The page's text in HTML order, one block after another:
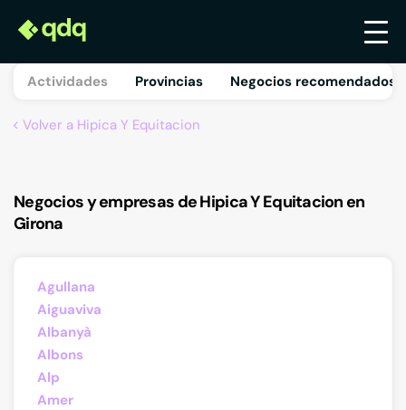
Actividades Provincias Negocios recomendados
Volver a Hipica Y Equitacion
Negocios y empresas de Hipica Y Equitacion en
Girona
Agullana
Aiguaviva
Albanyà
Albons
Alp
Amer